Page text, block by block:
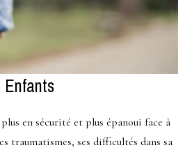
Enfants
en sécurité et plus épanoui face à
traumatismes, ses difficultés dans sa